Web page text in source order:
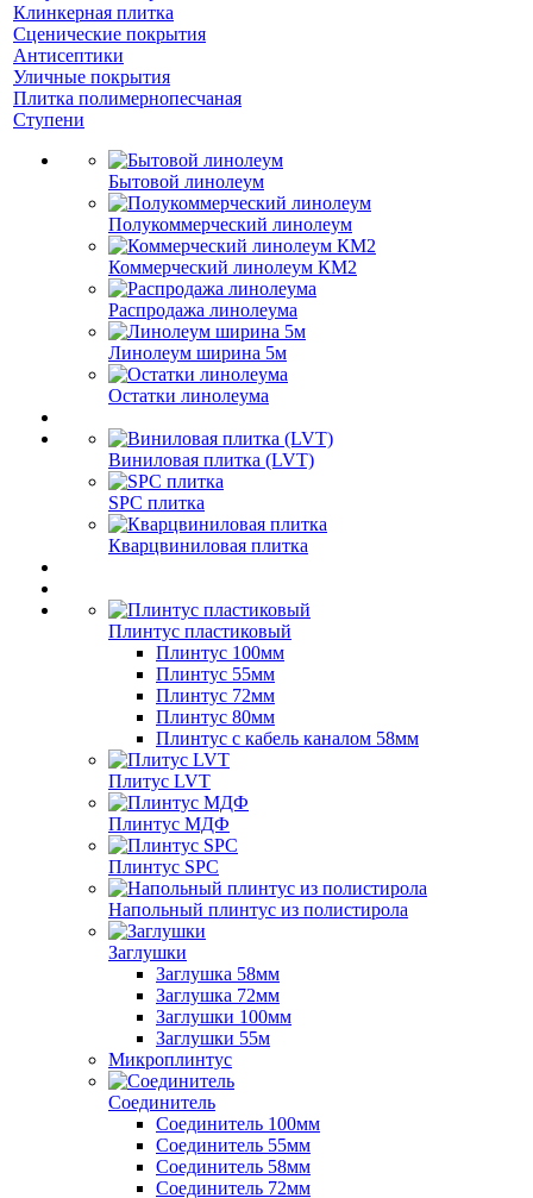
Клинкерная плитка
Сценические покрытия
Антисептики
Уличные покрытия
Плитка полимернопесчаная
Ступени
Бытовой линолеум
Полукоммерческий линолеум
Коммерческий линолеум КМ2
Распродажа линолеума
Линолеум ширина 5м
Остатки линолеума
Виниловая плитка (LVT)
SPC плитка
Кварцвиниловая плитка
Плинтус пластиковый
Плинтус 100мм
Плинтус 55мм
Плинтус 72мм
Плинтус 80мм
Плинтус с кабель каналом 58мм
Плитус LVT
Плинтус МДФ
Плинтус SPC
Напольный плинтус из полистирола
Заглушки
Заглушка 58мм
Заглушка 72мм
Заглушки 100мм
Заглушки 55м
Микроплинтус
Соединитель
Соединитель 100мм
Соединитель 55мм
Соединитель 58мм
Соединитель 72мм